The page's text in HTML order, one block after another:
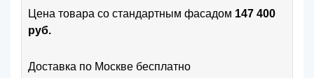
Цена товара cо стандартным фасадом 147 400
руб.
Доставка по Москве бесплатно